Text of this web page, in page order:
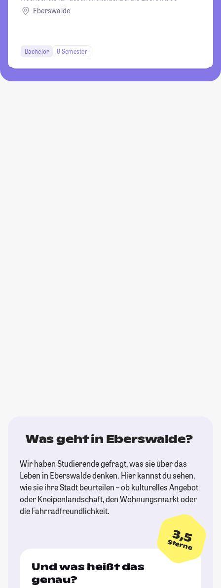
Eberswalde
Bachelor 8 Semester
Was geht in Eberswalde?
Wir haben Studierende gefragt, was sie über das
Leben in Eberswalde denken. Hier kannst du sehen,
wie sie ihre Stadt beurteilen – ob kulturelles Angebot
oder Kneipenlandschaft, den Wohnungsmarkt oder
die Fahrradfreundlichkeit.
3,5
Sterne
Und was heißt das
genau?